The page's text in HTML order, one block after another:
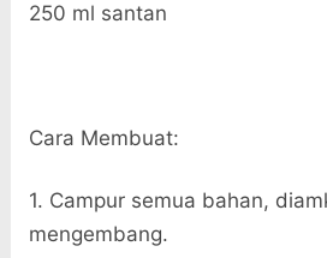
250 ml santan
Cara Membuat:
1. Campur semua bahan,
mengembang.